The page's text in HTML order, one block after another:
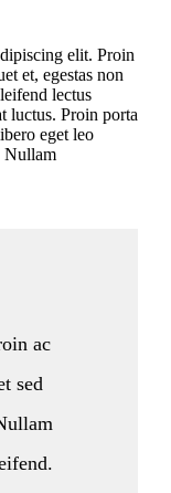
elit. Proin
et, egestas non
lectus
luctus. Proin porta
eget leo
Nullam
ac
sed